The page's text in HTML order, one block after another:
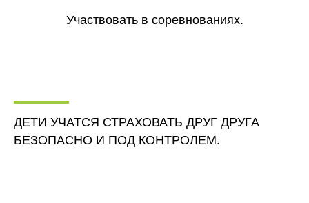
Участвовать в соревнованиях.
ДЕТИ УЧАТСЯ СТРАХОВАТЬ ДРУГ ДРУГА
БЕЗОПАСНО И ПОД КОНТРОЛЕМ.